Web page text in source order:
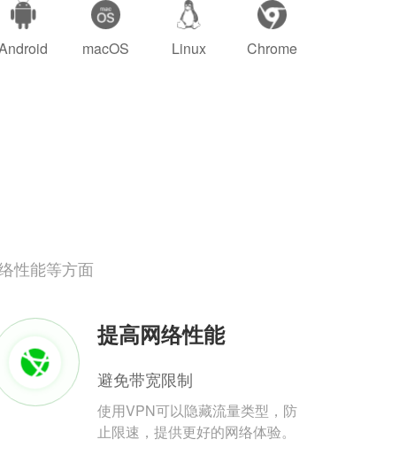
macOS Linux Chrome
性能等方面
提高网络性能
避免带宽限制
使用VPN可以隐藏流量类型，防
止限速，提供更好的网络体验。